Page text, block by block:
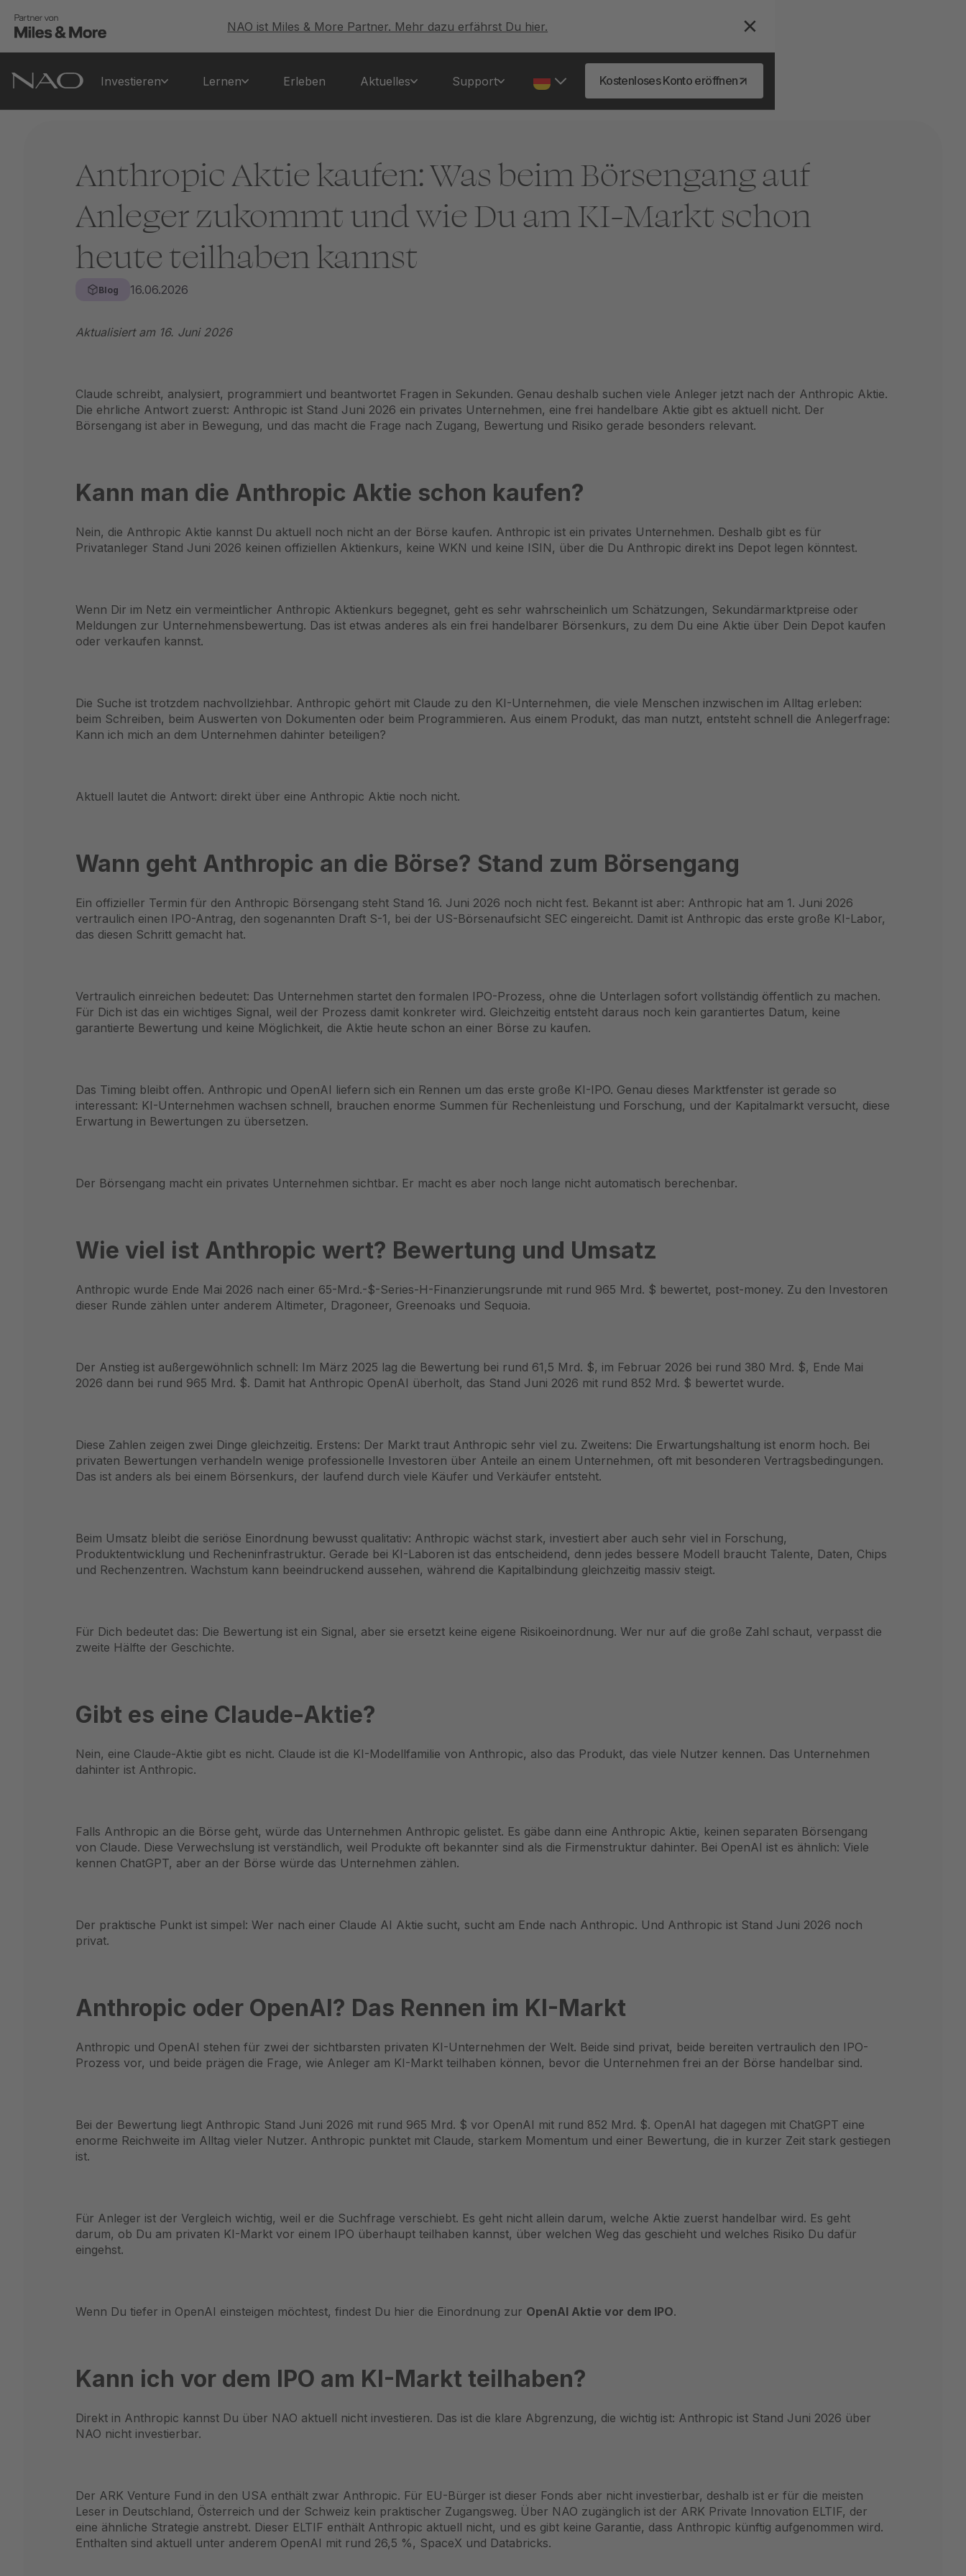
NAO ist Miles & More Partner. Mehr dazu erfährst Du hier.
Investieren Lernen Erleben Aktuelles Support Kostenloses Konto eröffnen
Anthropic Aktie kaufen: Was beim Börsengang auf
Anleger zukommt und wie Du am KI-Markt schon
heute teilhaben kannst
Blog 16.06.2026
Aktualisiert am 16. Juni 2026
Claude schreibt, analysiert, programmiert und beantwortet Fragen in Sekunden. Genau deshalb suchen viele Anleger jetzt nach der Anthropic Aktie.
Die ehrliche Antwort zuerst: Anthropic ist Stand Juni 2026 ein privates Unternehmen, eine frei handelbare Aktie gibt es aktuell nicht. Der
Börsengang ist aber in Bewegung, und das macht die Frage nach Zugang, Bewertung und Risiko gerade besonders relevant.
Kann man die Anthropic Aktie schon kaufen?
Nein, die Anthropic Aktie kannst Du aktuell noch nicht an der Börse kaufen. Anthropic ist ein privates Unternehmen. Deshalb gibt es für
Privatanleger Stand Juni 2026 keinen offiziellen Aktienkurs, keine WKN und keine ISIN, über die Du Anthropic direkt ins Depot legen könntest.
Wenn Dir im Netz ein vermeintlicher Anthropic Aktienkurs begegnet, geht es sehr wahrscheinlich um Schätzungen, Sekundärmarktpreise oder
Meldungen zur Unternehmensbewertung. Das ist etwas anderes als ein frei handelbarer Börsenkurs, zu dem Du eine Aktie über Dein Depot kaufen
oder verkaufen kannst.
Die Suche ist trotzdem nachvollziehbar. Anthropic gehört mit Claude zu den KI-Unternehmen, die viele Menschen inzwischen im Alltag erleben:
beim Schreiben, beim Auswerten von Dokumenten oder beim Programmieren. Aus einem Produkt, das man nutzt, entsteht schnell die Anlegerfrage:
Kann ich mich an dem Unternehmen dahinter beteiligen?
Aktuell lautet die Antwort: direkt über eine Anthropic Aktie noch nicht.
Wann geht Anthropic an die Börse? Stand zum Börsengang
Ein offizieller Termin für den Anthropic Börsengang steht Stand 16. Juni 2026 noch nicht fest. Bekannt ist aber: Anthropic hat am 1. Juni 2026
vertraulich einen IPO-Antrag, den sogenannten Draft S-1, bei der US-Börsenaufsicht SEC eingereicht. Damit ist Anthropic das erste große KI-Labor,
das diesen Schritt gemacht hat.
Vertraulich einreichen bedeutet: Das Unternehmen startet den formalen IPO-Prozess, ohne die Unterlagen sofort vollständig öffentlich zu machen.
Für Dich ist das ein wichtiges Signal, weil der Prozess damit konkreter wird. Gleichzeitig entsteht daraus noch kein garantiertes Datum, keine
garantierte Bewertung und keine Möglichkeit, die Aktie heute schon an einer Börse zu kaufen.
Das Timing bleibt offen. Anthropic und OpenAI liefern sich ein Rennen um das erste große KI-IPO. Genau dieses Marktfenster ist gerade so
interessant: KI-Unternehmen wachsen schnell, brauchen enorme Summen für Rechenleistung und Forschung, und der Kapitalmarkt versucht, diese
Erwartung in Bewertungen zu übersetzen.
Der Börsengang macht ein privates Unternehmen sichtbar. Er macht es aber noch lange nicht automatisch berechenbar.
Wie viel ist Anthropic wert? Bewertung und Umsatz
Anthropic wurde Ende Mai 2026 nach einer 65-Mrd.-$-Series-H-Finanzierungsrunde mit rund 965 Mrd. $ bewertet, post-money. Zu den Investoren
dieser Runde zählen unter anderem Altimeter, Dragoneer, Greenoaks und Sequoia.
Der Anstieg ist außergewöhnlich schnell: Im März 2025 lag die Bewertung bei rund 61,5 Mrd. $, im Februar 2026 bei rund 380 Mrd. $, Ende Mai
2026 dann bei rund 965 Mrd. $. Damit hat Anthropic OpenAI überholt, das Stand Juni 2026 mit rund 852 Mrd. $ bewertet wurde.
Diese Zahlen zeigen zwei Dinge gleichzeitig. Erstens: Der Markt traut Anthropic sehr viel zu. Zweitens: Die Erwartungshaltung ist enorm hoch. Bei
privaten Bewertungen verhandeln wenige professionelle Investoren über Anteile an einem Unternehmen, oft mit besonderen Vertragsbedingungen.
Das ist anders als bei einem Börsenkurs, der laufend durch viele Käufer und Verkäufer entsteht.
Beim Umsatz bleibt die seriöse Einordnung bewusst qualitativ: Anthropic wächst stark, investiert aber auch sehr viel in Forschung,
Produktentwicklung und Recheninfrastruktur. Gerade bei KI-Laboren ist das entscheidend, denn jedes bessere Modell braucht Talente, Daten, Chips
und Rechenzentren. Wachstum kann beeindruckend aussehen, während die Kapitalbindung gleichzeitig massiv steigt.
Für Dich bedeutet das: Die Bewertung ist ein Signal, aber sie ersetzt keine eigene Risikoeinordnung. Wer nur auf die große Zahl schaut, verpasst die
zweite Hälfte der Geschichte.
Gibt es eine Claude-Aktie?
Nein, eine Claude-Aktie gibt es nicht. Claude ist die KI-Modellfamilie von Anthropic, also das Produkt, das viele Nutzer kennen. Das Unternehmen
dahinter ist Anthropic.
Falls Anthropic an die Börse geht, würde das Unternehmen Anthropic gelistet. Es gäbe dann eine Anthropic Aktie, keinen separaten Börsengang
von Claude. Diese Verwechslung ist verständlich, weil Produkte oft bekannter sind als die Firmenstruktur dahinter. Bei OpenAI ist es ähnlich: Viele
kennen ChatGPT, aber an der Börse würde das Unternehmen zählen.
Der praktische Punkt ist simpel: Wer nach einer Claude AI Aktie sucht, sucht am Ende nach Anthropic. Und Anthropic ist Stand Juni 2026 noch
privat.
Anthropic oder OpenAI? Das Rennen im KI-Markt
Anthropic und OpenAI stehen für zwei der sichtbarsten privaten KI-Unternehmen der Welt. Beide sind privat, beide bereiten vertraulich den IPO-
Prozess vor, und beide prägen die Frage, wie Anleger am KI-Markt teilhaben können, bevor die Unternehmen frei an der Börse handelbar sind.
Bei der Bewertung liegt Anthropic Stand Juni 2026 mit rund 965 Mrd. $ vor OpenAI mit rund 852 Mrd. $. OpenAI hat dagegen mit ChatGPT eine
enorme Reichweite im Alltag vieler Nutzer. Anthropic punktet mit Claude, starkem Momentum und einer Bewertung, die in kurzer Zeit stark gestiegen
ist.
Für Anleger ist der Vergleich wichtig, weil er die Suchfrage verschiebt. Es geht nicht allein darum, welche Aktie zuerst handelbar wird. Es geht
darum, ob Du am privaten KI-Markt vor einem IPO überhaupt teilhaben kannst, über welchen Weg das geschieht und welches Risiko Du dafür
eingehst.
Wenn Du tiefer in OpenAI einsteigen möchtest, findest Du hier die Einordnung zur OpenAI Aktie vor dem IPO.
Kann ich vor dem IPO am KI-Markt teilhaben?
Direkt in Anthropic kannst Du über NAO aktuell nicht investieren. Das ist die klare Abgrenzung, die wichtig ist: Anthropic ist Stand Juni 2026 über
NAO nicht investierbar.
Der ARK Venture Fund in den USA enthält zwar Anthropic. Für EU-Bürger ist dieser Fonds aber nicht investierbar, deshalb ist er für die meisten
Leser in Deutschland, Österreich und der Schweiz kein praktischer Zugangsweg. Über NAO zugänglich ist der ARK Private Innovation ELTIF, der
eine ähnliche Strategie anstrebt. Dieser ELTIF enthält Anthropic aktuell nicht, und es gibt keine Garantie, dass Anthropic künftig aufgenommen wird.
Enthalten sind aktuell unter anderem OpenAI mit rund 26,5 %, SpaceX und Databricks.